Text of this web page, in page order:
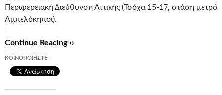
Περιφερειακή Διεύθυνση Αττικής (Τσόχα 15-17, στάση μετρό
Αμπελόκηποι).
Continue Reading ››
ΚΟΙΝΟΠΟΙΉΣΤΕ: